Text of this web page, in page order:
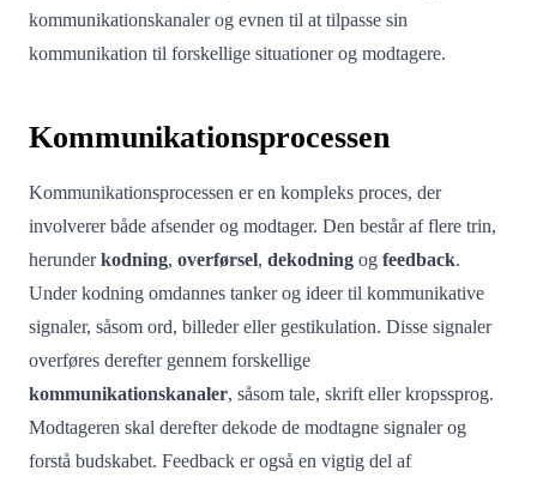
kommunikationskanaler og evnen til at tilpasse sin
kommunikation til forskellige situationer og modtagere.
Kommunikationsprocessen
Kommunikationsprocessen er en kompleks proces, der
involverer både afsender og modtager. Den består af flere trin,
herunderkodning, overførsel, dekodning og feedback.
Under kodning omdannes tanker og ideer til kommunikative
signaler, såsom ord, billeder eller gestikulation. Disse signaler
overføres derefter gennem forskellige
kommunikationskanaler, såsom tale, skrift eller kropssprog.
Modtageren skal derefter dekode de modtagne signaler og
forstå budskabet. Feedback er også en vigtig del af